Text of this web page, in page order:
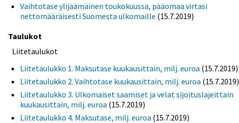
Vaihtotase ylijäämäinen toukokuussa, pääomaa virtasi
nettomääräisesti Suomesta ulkomaille (15.7.2019)
Taulukot
Liitetaulukot
Liitetaulukko 1. Maksutase kuukausittain, milj. euroa (15.7.2019)
Liitetaulukko 2. Vaihtotase kuukausittain, milj. euroa (15.7.2019)
Liitetaulukko 3. Ulkomaiset saamiset ja velat sijoituslajeittain
kuukausittain, milj. euroa (15.7.2019)
Liitetaulukko 4. Maksutase, milj. euroa (15.7.2019)